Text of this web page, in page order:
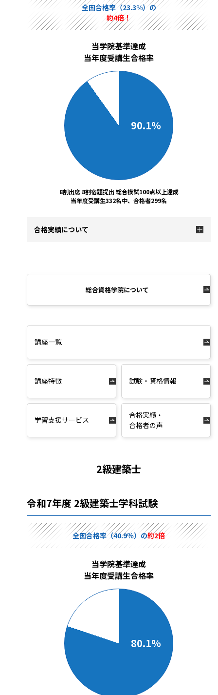
全国合格率（23.3%）の
約4倍！
当学院基準達成
当年度受講生合格率
90.1％
8割出席 8割宿題提出 総合模試100点以上達成
当年度受講生332名中、合格者299名
合格実績について
総合資格学院について
講座一覧
講座特徴 試験・資格情報
学習支援サービス
合格実績・
合格者の声
2級建築士
令和7年度 2級建築士学科試験
全国合格率（40.9％）の約2倍
当学院基準達成
当年度受講生合格率
80.1%